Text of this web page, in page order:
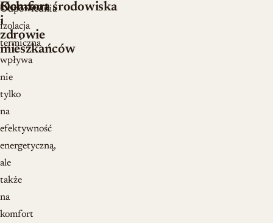
Komfort
i
zdrowie
mieszkańców
Odpowiednia
izolacja
termiczna
wpływa
nie
tylko
na
efektywność
energetyczną,
ale
także
na
komfort
Ochrona środowiska